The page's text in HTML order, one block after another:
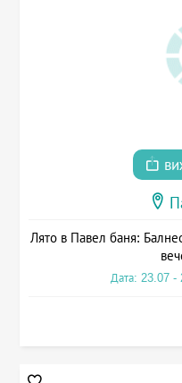
Лято в Павел баня:
Дата: 23.07 -